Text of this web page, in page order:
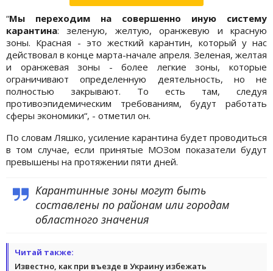
“Мы переходим на совершенно иную систему
карантина: зеленую, желтую, оранжевую и красную
зоны. Красная - это жесткий карантин, который у нас
действовал в конце марта-начале апреля. Зеленая, желтая
и оранжевая зоны - более легкие зоны, которые
ограничивают определенную деятельность, но не
полностью закрывают. То есть там, следуя
противоэпидемическим требованиям, будут работать
сферы экономики“, - отметил он.
По словам Ляшко, усиление карантина будет проводиться
в том случае, если принятые МОЗом показатели будут
превышены на протяжении пяти дней.
Карантинные зоны могут быть
составлены по районам или городам
областного значения
Читай также:
Известно, как при въезде в Украину избежать